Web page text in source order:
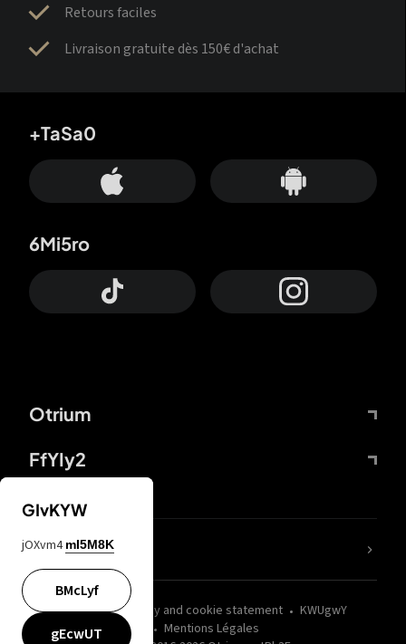
Retours faciles
Livraison gratuite dès 150€ d'achat
Otrium
FfYIy2
+TaSa0
6Mi5ro
wZQPfd Privacy and cookie statement
KWUgwY
Mentions Légales
nLC6tu
GIvKYW
jOXvm4 mI5M8K
BMcLyf
gEcwUT